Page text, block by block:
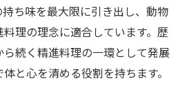
ち味を最大限に引き出し、動物
理の理念に適合しています。歴
続く精進料理の一環として発展
と心を清める役割を持ちます。